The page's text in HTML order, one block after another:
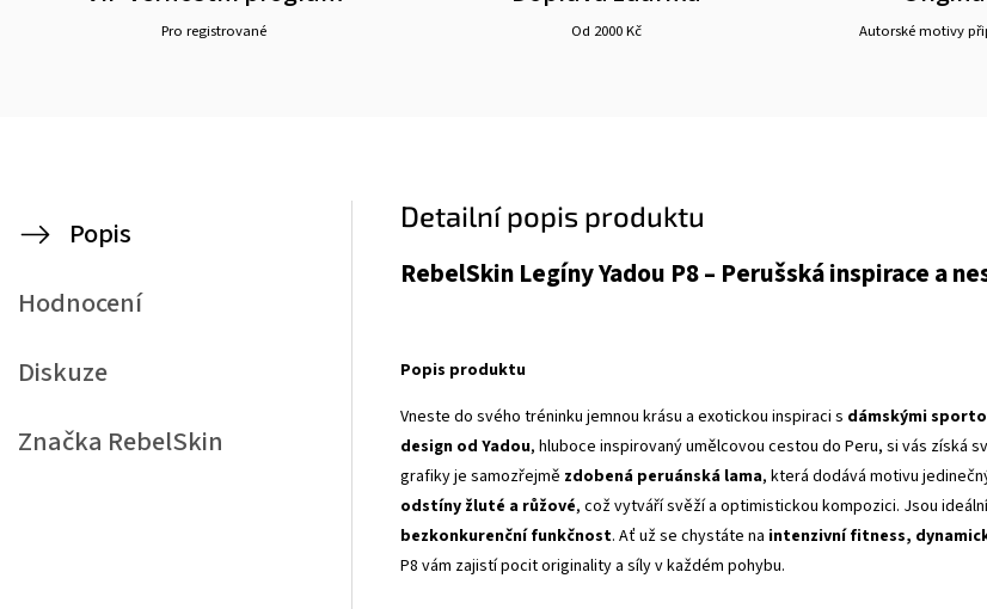
Pro registrované Od 2000 Kč Autorské motivy
Popis
Hodnocení
Diskuze
Značka RebelSkin
Detailní popis produktu
RebelSkin Legíny Yadou P8 – Perušská inspirace a
Popis produktu
Vneste do svého tréninku jemnou krásu a exotickou inspiraci s dámskými
design od Yadou, hluboce inspirovaný umělcovou cestou do Peru, si vás získá
grafiky je samozřejmě zdobená peruánská lama, která dodává motivu
odstíny žluté a růžové, což vytváří svěží a optimistickou kompozici. Jsou
bezkonkurenční funkčnost. Ať už se chystáte na intenzivní fitness,
P8 vám zajistí pocit originality a síly v každém pohybu.